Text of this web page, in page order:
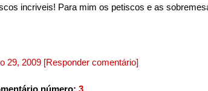
incriveis! Para mim os petiscos e as
29, 2009 [Responder comentário]
número: 3